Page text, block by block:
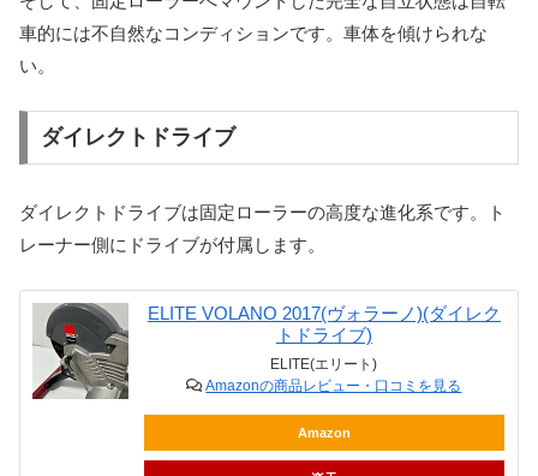
車的には不自然なコンディションです。車体を傾けられな
い。
ダイレクトドライブ
ダイレクトドライブは固定ローラーの高度な進化系です。ト
レーナー側にドライブが付属します。
ELITE VOLANO 2017(ヴォラーノ)(ダイレク
トドライブ)
ELITE(エリート)
Amazonの商品レビュー・口コミを見る
Amazon